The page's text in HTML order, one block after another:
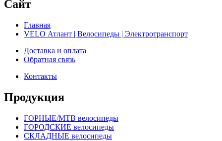
Сайт
Главная
VELO Атлант | Велосипеды | Электротранспорт
Доставка и оплата
Обратная связь
Контакты
Продукция
ГОРНЫЕ/MTB велосипеды
ГОРОДСКИЕ велосипеды
СКЛАДНЫЕ велосипеды